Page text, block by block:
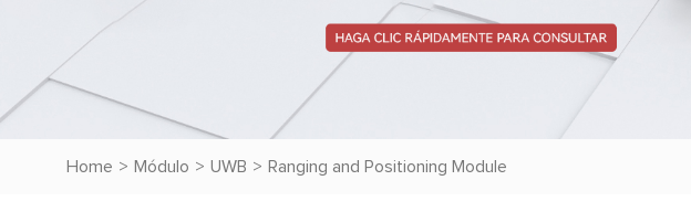
Home > Módulo > UWB > Ranging and Positioning Module